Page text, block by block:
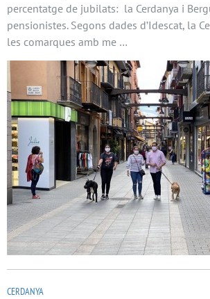
percentatge de jubilats: la Cerdanya i
pensionistes. Segons dades d’Idescat, la
les comarques amb me …
CERDANYA